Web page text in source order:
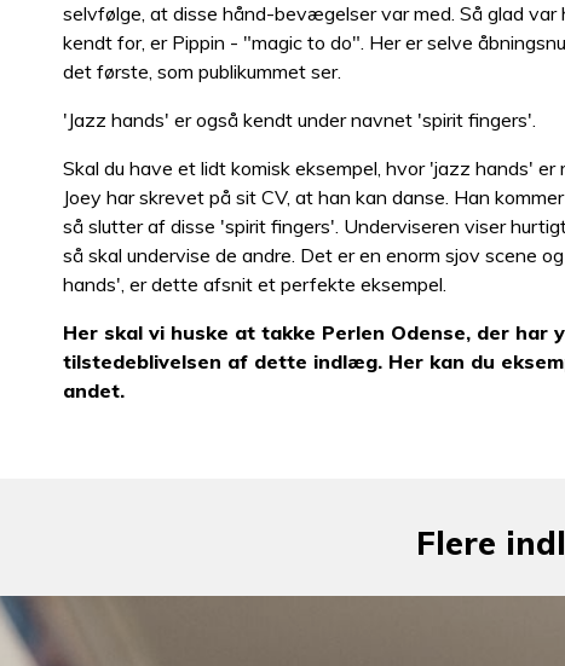
selvfølge, at disse hånd-bevægelser var med. Så glad var
kendt for, er Pippin - "magic to do". Her er selve
det første, som publikummet ser.
'Jazz hands' er også kendt under navnet 'spirit fingers'.
Skal du have et lidt komisk eksempel, hvor 'jazz hands'
Joey har skrevet på sit CV, at han kan danse. Han
så slutter af disse 'spirit fingers'. Underviseren viser
så skal undervise de andre. Det er en enorm sjov scene
hands', er dette afsnit et perfekte eksempel.
Her skal vi huske at takke Perlen Odense, der
tilstedeblivelsen af dette indlæg. Her kan du
andet.
Flere